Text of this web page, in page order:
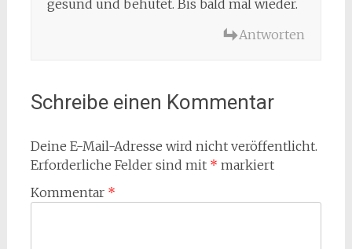
gesund und behütet. Bis bald mal wieder.
Antworten
Schreibe einen Kommentar
Deine E-Mail-Adresse wird nicht veröffentlicht.
Erforderliche Felder sind mit * markiert
Kommentar *